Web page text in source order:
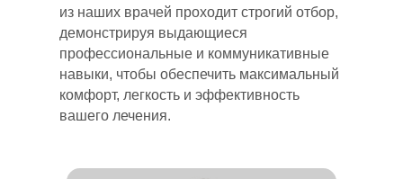
из наших врачей проходит строгий отбор,
демонстрируя выдающиеся
профессиональные и коммуникативные
навыки, чтобы обеспечить максимальный
комфорт, легкость и эффективность
вашего лечения.